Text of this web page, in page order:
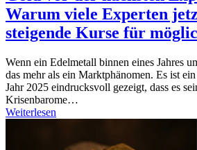
Warum viele Experten
steigende Kurse für
Wenn ein Edelmetall binnen eines Jahres
das mehr als ein Marktphänomen. Es ist
Jahr 2025 eindrucksvoll gezeigt, dass es
Krisenbarome…
Weiterlesen